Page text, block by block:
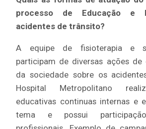
processo de Educação e
acidentes de trânsito?
A equipe de fisioterapia e
participam de diversas ações de
da sociedade sobre os
Hospital Metropolitano
educativas continuas internas e
tema e possui